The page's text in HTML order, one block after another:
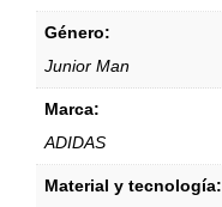
Género:
Junior Man
Marca:
ADIDAS
Material y tecnología: